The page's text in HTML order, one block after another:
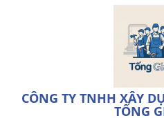
CÔNG TY TNHH XÂY
TỐNG